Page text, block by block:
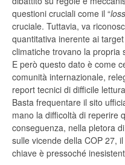
questioni cruciali come il “
cruciale. Tuttavia, va
quantitativa inerente ai
climatiche trovano la propria
E però questo dato è come
comunità internazionale,
report tecnici di difficile
Basta frequentare il sito
mano la difficoltà di reperire
conseguenza, nella pletora
sulle vicende della COP 27,
chiave è pressoché